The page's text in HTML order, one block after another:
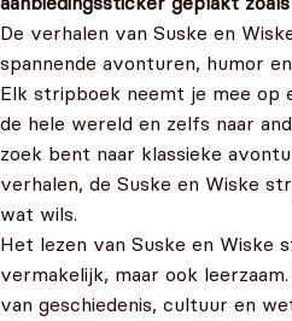
De verhalen van Suske en
spannende avonturen, humor
Elk stripboek neemt je mee op
de hele wereld en zelfs naar
zoek bent naar klassieke
verhalen, de Suske en Wiske
wat wils.
Het lezen van Suske en Wiske
vermakelijk, maar ook
van geschiedenis, cultuur en